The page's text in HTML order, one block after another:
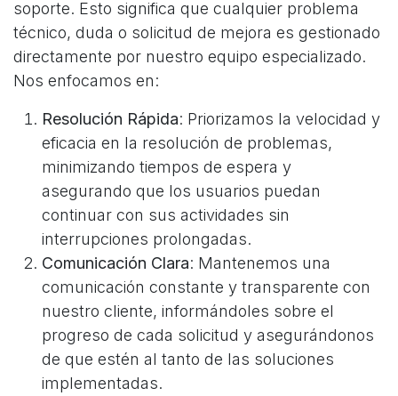
soporte. Esto significa que cualquier problema
técnico, duda o solicitud de mejora es gestionado
directamente por nuestro equipo especializado.
Nos enfocamos en:
Resolución Rápida: Priorizamos la velocidad y
eficacia en la resolución de problemas,
minimizando tiempos de espera y
asegurando que los usuarios puedan
continuar con sus actividades sin
interrupciones prolongadas.
Comunicación Clara: Mantenemos una
comunicación constante y transparente con
nuestro cliente, informándoles sobre el
progreso de cada solicitud y asegurándonos
de que estén al tanto de las soluciones
implementadas.